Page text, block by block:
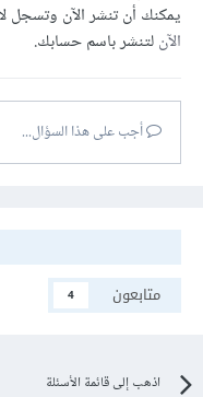
يمكنك أن تنشر الآن وتسجل
الآنلتنشر باسم حسابك.
أجب على هذا السؤال...
متابعون
4
اذهب إلى قائمة الأسئلة